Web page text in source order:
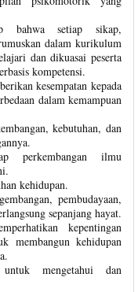
bahwa setiap sikap,
dalam kurikulum
dan dikuasai peserta
kompetensi.
kesempatan kepada
dalam kemampuan
kebutuhan, dan
perkembangan ilmu
kehidupan.
pembudayaan,
sepanjang hayat.
kepentingan
membangun kehidupan
mengetahui dan